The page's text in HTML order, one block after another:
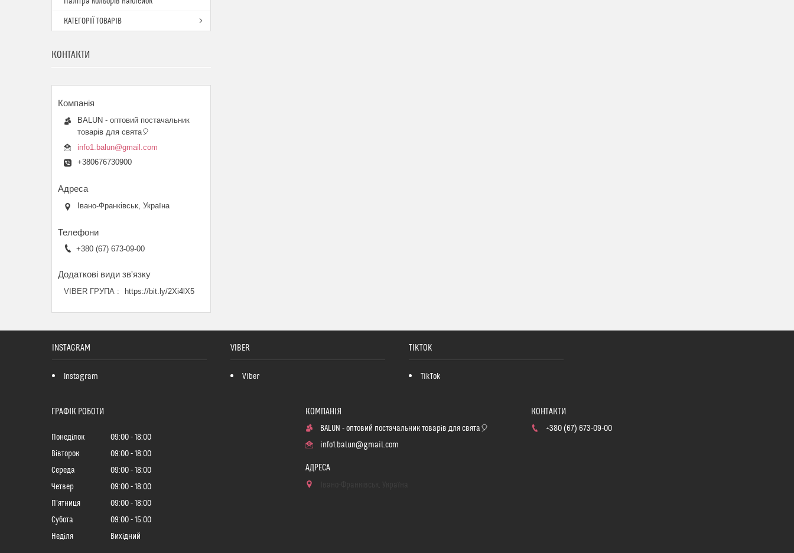
КАТЕГОРІЇ ТОВАРІВ
КОНТАКТИ
BALUN - оптовий постачальник
товарів для свята🎈
info1.balun@gmail.com
+380676730900
Івано-Франківськ, Україна
+380 (67) 673-09-00
VIBER ГРУПА https://bit.ly/2Xi4lX5
INSTAGRAM
Instagram
VIBER
Viber
TIKTOK
TikTok
ГРАФІК РОБОТИ
Понеділок 09:00
18:00
Вівторок
09:00
18:00
Середа
09:00
18:00
Четвер
09:00
18:00
Пʼятниця
09:00
18:00
Субота
09:00
15:00
Неділя
Вихідний
BALUN - оптовий постачальник товарів для свята🎈
info1.balun@gmail.com
+380 (67) 673-09-00